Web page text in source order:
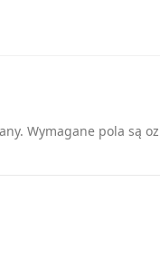
Wymagane pola są